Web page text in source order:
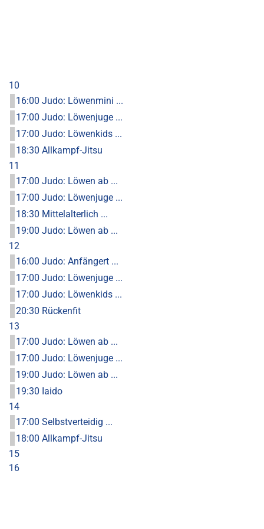
10
16:00 Judo: Löwenmini ...
17:00 Judo: Löwenjuge ...
17:00 Judo: Löwenkids ...
18:30 Allkampf-Jitsu
11
17:00 Judo: Löwen ab ...
17:00 Judo: Löwenjuge ...
18:30 Mittelalterlich ...
19:00 Judo: Löwen ab ...
12
16:00 Judo: Anfängert ...
17:00 Judo: Löwenjuge ...
17:00 Judo: Löwenkids ...
20:30 Rückenfit
13
17:00 Judo: Löwen ab ...
17:00 Judo: Löwenjuge ...
19:00 Judo: Löwen ab ...
19:30 Iaido
14
17:00 Selbstverteidig ...
18:00 Allkampf-Jitsu
15
16